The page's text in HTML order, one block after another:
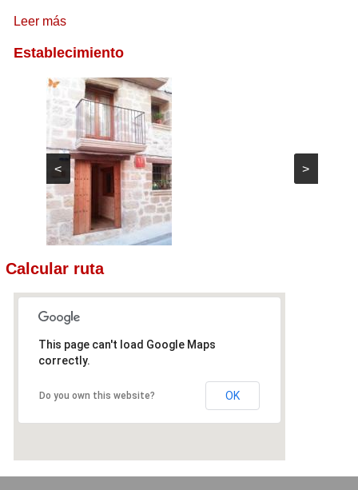
Leer más
Establecimiento
< >
Calcular ruta
This page can't load Google Maps
correctly.
Do you own this website? OK